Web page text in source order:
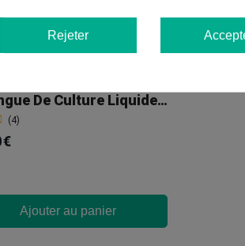
Seringue De Culture Liquide Jedi Mind Fuck
(4)
€
Ajouter au panier
Rejeter